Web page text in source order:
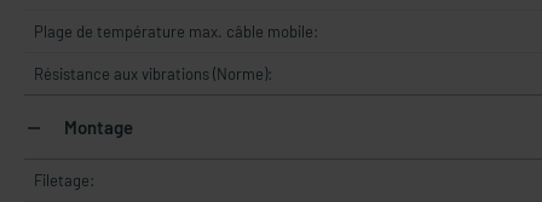
Plage de température max. câble mobile:
Résistance aux vibrations (Norme):
Montage
Filetage: